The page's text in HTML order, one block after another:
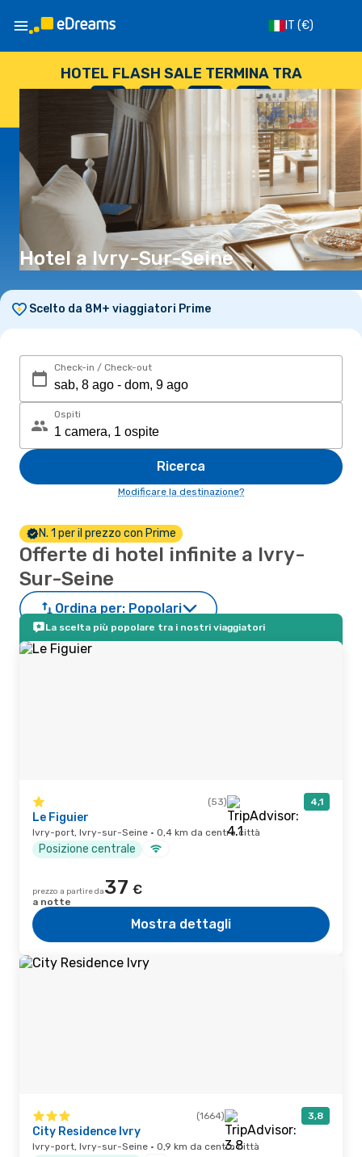
IT (€)
HOTEL FLASH SALE TERMINA TRA
--
GIORNI
: --
ORE
: --
SECONDI
Hotel a Ivry-Sur-Seine
Scelto da 8M+ viaggiatori Prime
Check-in / Check-out
Ospiti
Ricerca
Modificare la destinazione?
N. 1 per il prezzo con Prime
Offerte di hotel infinite a Ivry-
Sur-Seine
Ordina per: Popolari
La scelta più popolare tra i nostri viaggiatori
(53) 4,1
Le Figuier
Ivry-port, Ivry-sur-Seine · 0,4 km da centro città
Posizione centrale
prezzo a partire da37 €
a notte
Mostra dettagli
(1664) 3,8
City Residence Ivry
Ivry-port, Ivry-sur-Seine · 0,9 km da centro città